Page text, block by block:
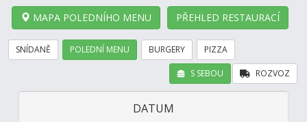
MAPA POLEDNÍHO MENU PŘEHLED RESTAURACÍ
SNÍDANĚ POLEDNÍ MENU BURGERY PIZZA
ROZVOZ
S SEBOU
DATUM